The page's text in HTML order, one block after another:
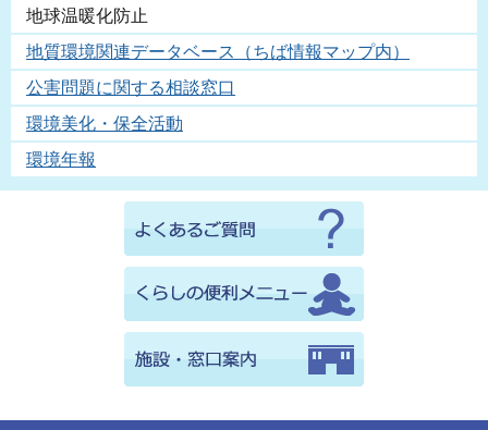
地球温暖化防止
地質環境関連データベース（ちば情報マップ内）
公害問題に関する相談窓口
環境美化・保全活動
環境年報